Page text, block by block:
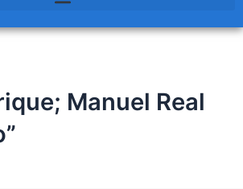
Manuel Real